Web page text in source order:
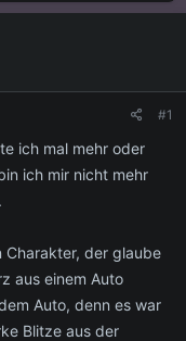
#1
ich mal mehr oder
ich mir nicht mehr
Charakter, der glaube
aus einem Auto
Auto, denn es war
Blitze aus der